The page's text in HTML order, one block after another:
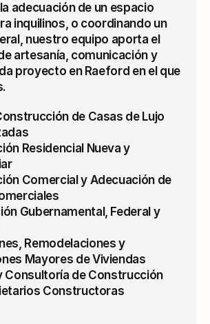
adecuación de un espacio
inquilinos, o coordinando un
nuestro equipo aporta el
artesanía, comunicación y
proyecto en Raeford en el que
de Casas de Lujo
Residencial Nueva y
Comercial y Adecuación de
Gubernamental, Federal y
Remodelaciones y
Mayores de Viviendas
Consultoría de Construcción
Constructoras